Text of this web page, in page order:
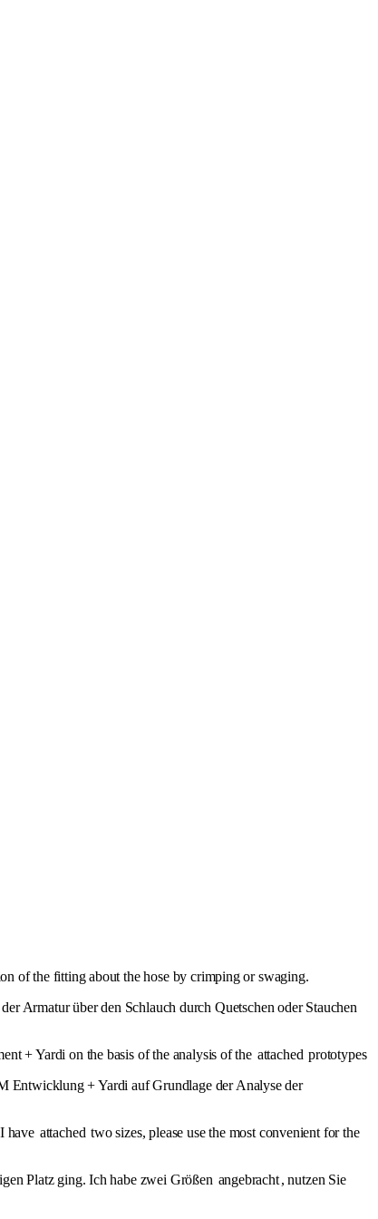
of the fitting about the hose by crimping or swaging.
Armatur über den Schlauch durch Quetschen oder Stauchen
+ Yardi on the basis of the analysis of the attached prototypes
Entwicklung + Yardi auf Grundlage der Analyse der
have attached two sizes, please use the most convenient for the
Platz ging. Ich habe zwei Größen angebracht, nutzen Sie